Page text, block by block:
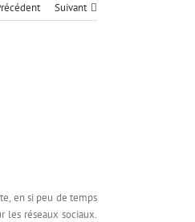
Suivant
en si peu de temps
les réseaux sociaux.